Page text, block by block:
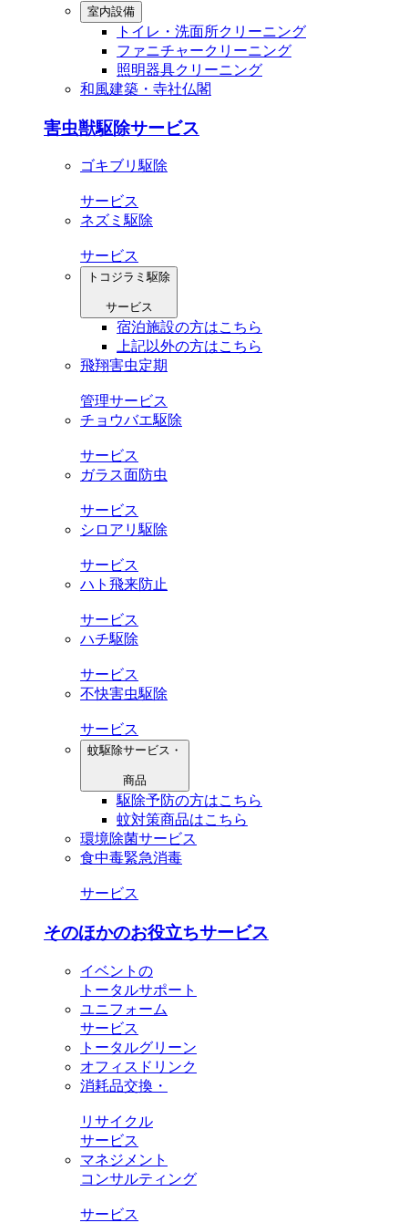
室内設備
トイレ・洗⾯所クリーニング
ファニチャークリーニング
照明器具クリーニング
和風建築・寺社仏閣
害虫獣駆除サービス
ゴキブリ駆除
サービス
ネズミ駆除
サービス
トコジラミ駆除
サービス
宿泊施設の方はこちら
上記以外の方はこちら
飛翔害虫定期
管理サービス
チョウバエ駆除
サービス
ガラス面防虫
サービス
シロアリ駆除
サービス
ハト飛来防止
サービス
ハチ駆除
サービス
不快害虫駆除
サービス
蚊駆除サービス・
商品
駆除予防の方はこちら
蚊対策商品はこちら
環境除菌サービス
食中毒緊急消毒
サービス
そのほかのお役立ちサービス
イベントの
トータルサポート
ユニフォーム
サービス
トータルグリーン
オフィスドリンク
消耗品交換・
リサイクル
サービス
マネジメント
コンサルティング
サービス